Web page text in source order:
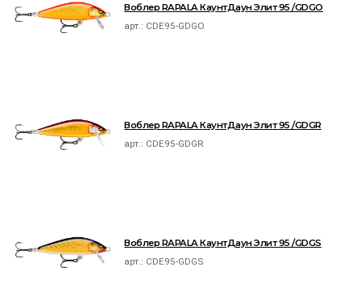
Воблер RAPALA КаунтДаун Элит 95 /GDGO
арт.: CDE95-GDGO
Воблер RAPALA КаунтДаун Элит 95 /GDGR
арт.: CDE95-GDGR
Воблер RAPALA КаунтДаун Элит 95 /GDGS
арт.: CDE95-GDGS